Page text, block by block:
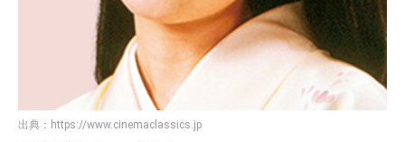
出典： https://www.cinemaclassics.jp